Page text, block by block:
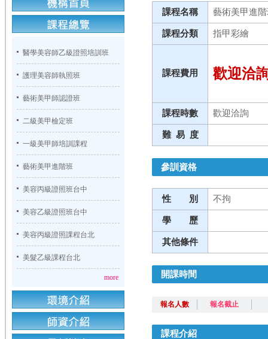
醫學美容師乙級證照培訓班
護理美容師執照班
藝術美甲師認證班
二級美甲檢定班
一級美甲師培訓課程
藝術美甲進階班
美容丙級證照班台中
美容乙級證照班台中
美容丙級證照課程台北
美髮乙級課程台北
more
課程名稱 藝術美甲進
課程分類 指甲彩繪
課程費用 歡迎洽
課程時數 歡迎洽詢
難 易 度
參訓資格
性 別 不拘
學 歷
其他條件
開課時間
報名人數 報名截止
課程介紹